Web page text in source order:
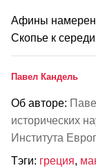
Афины
Скопье к
Павел Кандель
Об авторе:
исторических
Института
Тэги: греция,